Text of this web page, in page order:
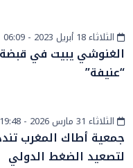
دولي
الثلاثاء 18 أبريل 2023 - 06:09
الغنوشي يبيت في
“عنيفة”
أخبار عامةالثلاثاء 31 مارس 2026 - 19:48
جمعية أطاك المغرب
لتصعيد الضغط الدولي